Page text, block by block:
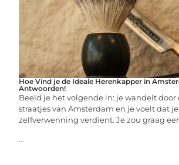
Hoe Vind je de Ideale Herenkapper in
Antwoorden!
Beeld je het volgende in: je wandelt door
straatjes van Amsterdam en je voelt dat
zelfverwenning verdient. Je zou graag
...